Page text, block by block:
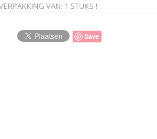
VAN: 1 STUKS !
Save